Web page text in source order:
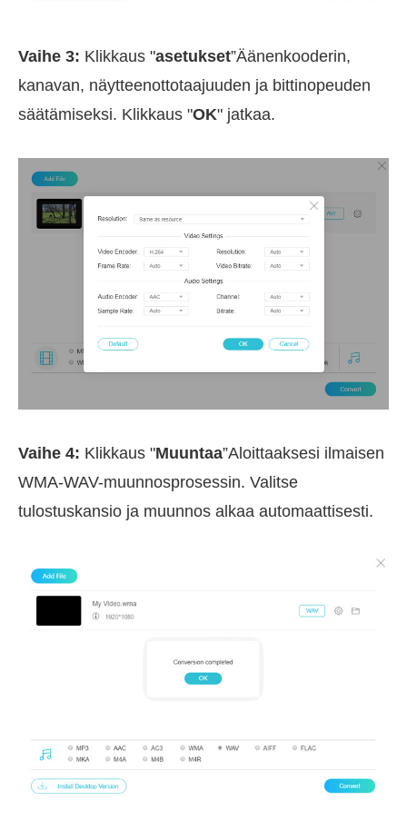
Vaihe 3: Klikkaus "asetukset”Äänenkooderin,
kanavan, näytteenottotaajuuden ja bittinopeuden
säätämiseksi. Klikkaus "OK" jatkaa.
Vaihe 4: Klikkaus "Muuntaa”Aloittaaksesi ilmaisen
WMA-WAV-muunnosprosessin. Valitse
tulostuskansio ja muunnos alkaa automaattisesti.